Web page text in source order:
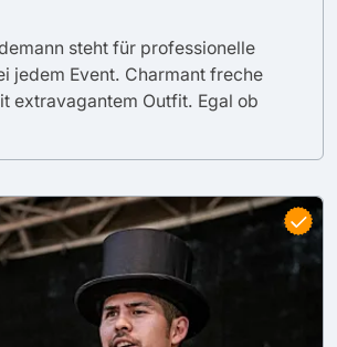
steht für professionelle
jedem Event. Charmant freche
extravagantem Outfit. Egal ob